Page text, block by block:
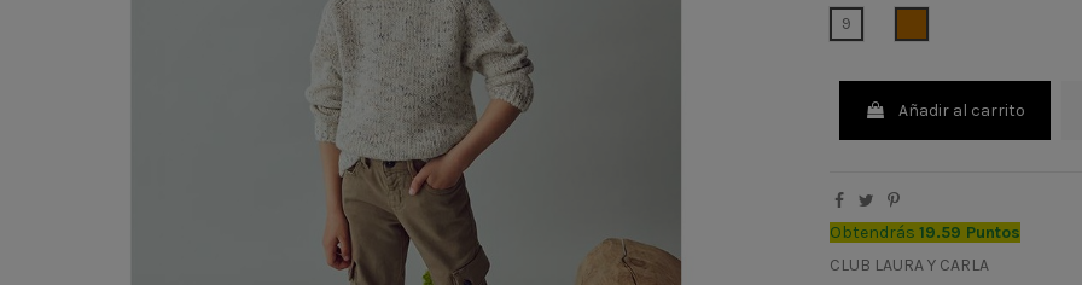
9
Añadir al carrito
Obtendrás 19.59 Puntos
CLUB LAURA Y CARLA